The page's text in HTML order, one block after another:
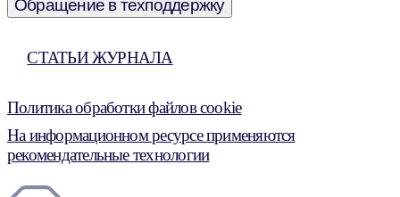
Обращение в техподдержку
СТАТЬИ ЖУРНАЛА
Политика обработки файлов cookie
На информационном ресурсе применяются
рекомендательные технологии